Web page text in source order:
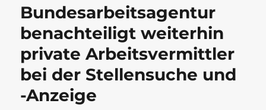
Bundesarbeitsagentur
benachteiligt weiterhin
private Arbeitsvermittler
bei der Stellensuche und
-Anzeige